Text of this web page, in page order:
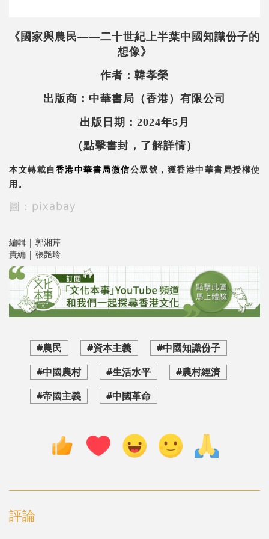
《國家與農民——二十世紀上半葉中國知識份子的
想像》
作者：韓孝榮
出版商：中華書局（香港）有限公司
出版日期：2024年5月
（點擊書封，了解詳情）
本文轉載自香港中華書局微信公眾號，獲香港中華書局授權使
用。
圖：pixabay
編輯 | 郭湘芹
責編 | 張艷玲
#農民 #資本主義
#中國知識份子
#中國農村
#生活水平
#農村經濟
#帝國主義
#中國革命
評論